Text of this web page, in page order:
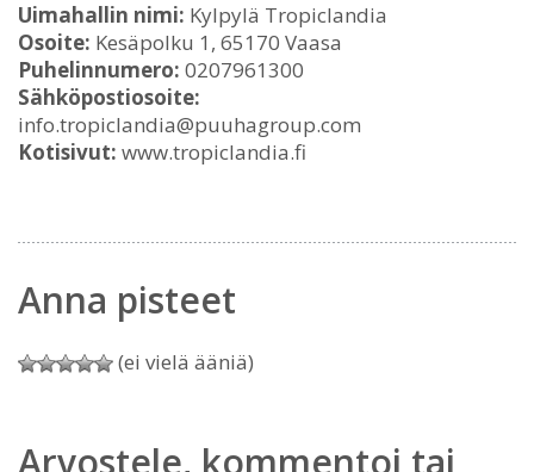
Uimahallin nimi: Kylpylä Tropiclandia
Osoite: Kesäpolku 1, 65170 Vaasa
Puhelinnumero: 0207961300
Sähköpostiosoite:
info.tropiclandia@puuhagroup.com
Kotisivut: www.tropiclandia.fi
Anna pisteet
(ei vielä ääniä)
Arvostele, kommentoi tai